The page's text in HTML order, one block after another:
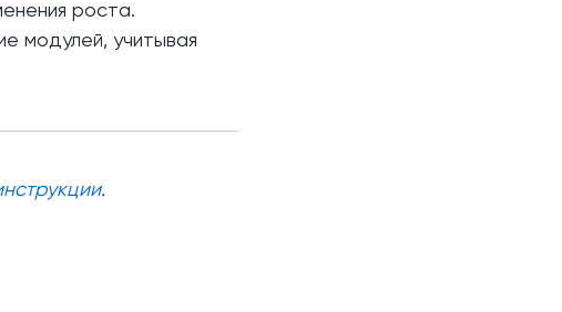
роста.
модулей, учитывая
.